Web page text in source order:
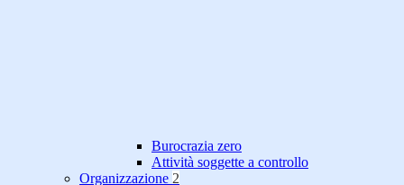
Burocrazia zero
Attività soggette a controllo
Organizzazione 2